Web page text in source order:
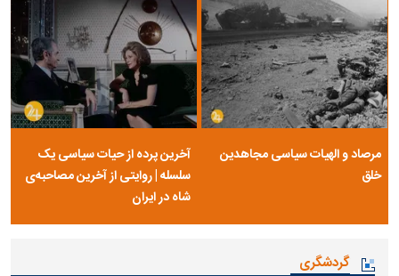
مرصاد و الهیات سیاسی مجاهدین
خلق
آخرین پرده از حیات سیاسی یک
سلسله | روایتی از آخرین مصاحبه‌ی
شاه در ایران
گردشگری